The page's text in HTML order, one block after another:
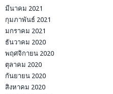
มีนาคม 2021
กุมภาพันธ์ 2021
มกราคม 2021
ธันวาคม 2020
พฤศจิกายน 2020
ตุลาคม 2020
กันยายน 2020
สิงหาคม 2020